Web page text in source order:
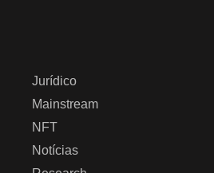
Jurídico
Mainstream
NFT
Notícias